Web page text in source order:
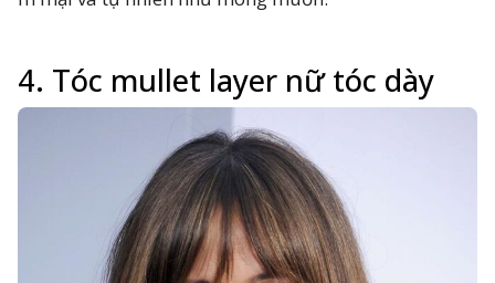
4. Tóc mullet layer nữ tóc dày